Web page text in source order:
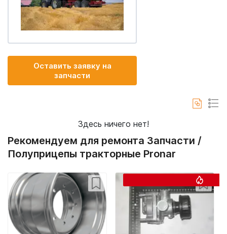
Оставить заявку на
запчасти
Здесь ничего нет!
Рекомендуем для ремонта Запчасти /
Полуприцепы тракторные Pronar